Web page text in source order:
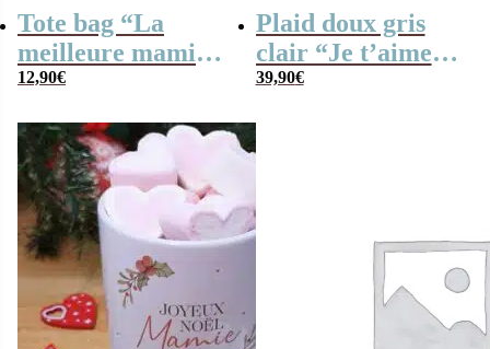
Tote bag “La
meilleure mamie
du monde”-
personnalisable
12,90€
Plaid doux gris
clair “Je t’aime
Mamie”
39,90€